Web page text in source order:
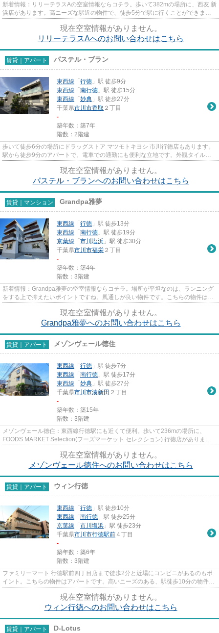
新着情報：リリーテラスAの空室情報ならコチラ。歩いて382mの場所に、西友 新
浜店があります。高ニーズな駅近の物件で、徒歩5分で駅に行くことができま
現在空室情報がありません。
リリーテラスAへのお問い合わせはこちら
賃貸｜アパート パステル・ブラン
東西線 「 行徳 」駅 徒歩9分
東西線 「 南行徳 」駅 徒歩15分
東西線 「 妙典 」駅 徒歩27分
千葉県市川市香取 ２丁目
-
築年数：築7年
階数：2階建
歩いて徒歩6分の場所にドラッグストア マツモトキヨシ 市川行徳店もあります。
駅から徒歩9分のアパートで、電車での通勤にも便利な立地です。外観タイル張
現在空室情報がありません。
パステル・ブランへのお問い合わせはこちら
賃貸｜マンション Grandpa雅夢
東西線 「 行徳 」駅 徒歩13分
東西線 「 南行徳 」駅 徒歩19分
京葉線 「 市川塩浜 」駅 徒歩30分
千葉県市川市福栄 ２丁目
-
築年数：築4年
階数：3階建
新着情報：Grandpa雅夢の空室情報ならコチラ。場所が平坦なのは、ランニング
をする上で抑えたいポイントですね。風通しが良い物件です。こちらの物件はマ
現在空室情報がありません。
Grandpa雅夢へのお問い合わせはこちら
賃貸｜アパート メゾンヴェール徳住
東西線 「 行徳 」駅 徒歩7分
東西線 「 南行徳 」駅 徒歩17分
東西線 「 妙典 」駅 徒歩27分
千葉県市川市湊新田 ２丁目
-
築年数：築15年
階数：3階建
メゾンヴェール徳住：東西線行徳駅にも近くて便利。歩いて236mの場所に、
FOODS MARKET Selection(フーズマーケット セレクション) 行徳店がありま
現在空室情報がありません。
メゾンヴェール徳住へのお問い合わせはこちら
賃貸｜アパート ウィン行徳
東西線 「 行徳 」駅 徒歩10分
東西線 「 南行徳 」駅 徒歩25分
京葉線 「 市川塩浜 」駅 徒歩23分
千葉県市川市行徳駅前 ４丁目
-
築年数：築6年
階数：3階建
ファミリーマート 行徳駅前四丁目店まで徒歩2分と近場にコンビニがあるのもポ
イント。こちらの物件はアパートです。高いニーズのある、駅徒歩10分の物件で
現在空室情報がありません。
ウィン行徳へのお問い合わせはこちら
賃貸｜アパート D-Lotus